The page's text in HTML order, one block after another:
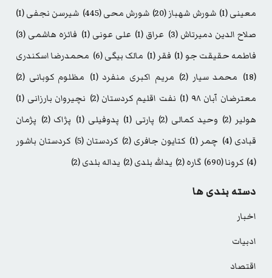
معینی(1) شورش شهباز(20) شورش محی(445) شیرسن نجفی(1)
صلاح الدین دمیرتاش (3) عراق (1) علی عونی (1) فائزه هاشمی (3)
فاطمه حقیقت جو (1) فقر (1) مالک بیگی(6)
محمدرضا اسکندری
(18)
محمد سیار (2) مریم اکبری منفرد (1) مظلوم کوبانی (2)
معترضان آبان ۹۸
(1) نفت اقلیم کردستان (2) نچیروان بارزانی (1)
هولیر (2) وحید کمالی (2) پارتی (1) پدوفیلی (1) پژاک (2)
پژمان
قبادی (4) چمر (1) کتایون جافری (2) کردستان (5)
کردستان باشور
(4)
کرونا(690) گاره(2) یدالله بلدی(2) یداله بلدی(2)
دسته بندی ها
اخبار
ادبیات
اقتصاد